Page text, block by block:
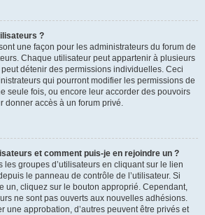
?
une façon pour les administrateurs du forum de
Chaque utilisateur peut appartenir à plusieurs
détenir des permissions individuelles. Ceci
qui pourront modifier les permissions de
seule fois, ou encore leur accorder des pouvoirs
donner accès à un forum privé.
et comment puis-je en rejoindre un ?
les groupes d’utilisateurs en cliquant sur le lien
le panneau de contrôle de l’utilisateur. Si
un, cliquez sur le bouton approprié. Cependant,
ne sont pas ouverts aux nouvelles adhésions.
une approbation, d’autres peuvent être privés et